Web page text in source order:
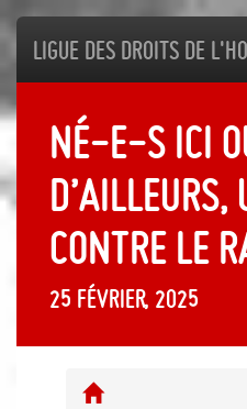
Ligue des droits de
Né-e-s ici
d’ailleurs,
contre le
25 février, 2025